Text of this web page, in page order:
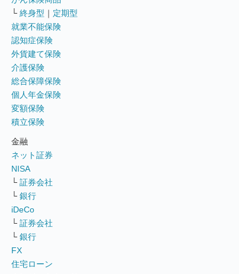
└ 終身型 ｜ 定期型
就業不能保険
認知症保険
外貨建て保険
介護保険
総合保障保険
個人年金保険
変額保険
積立保険
金融
ネット証券
NISA
└ 証券会社
└ 銀行
iDeCo
└ 証券会社
└ 銀行
FX
住宅ローン